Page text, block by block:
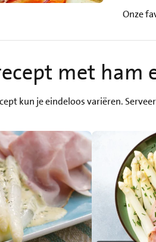
Onze
met ham
kun je eindeloos variëren.